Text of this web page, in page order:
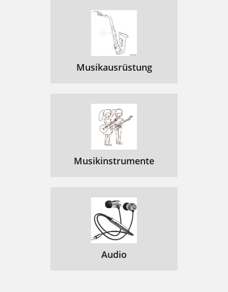
Musikausrüstung
Musikinstrumente
Audio